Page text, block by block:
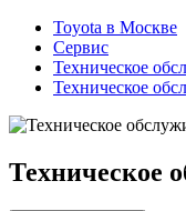
Toyota в Москве
Сервис
Техническое
Техническое
Техническое